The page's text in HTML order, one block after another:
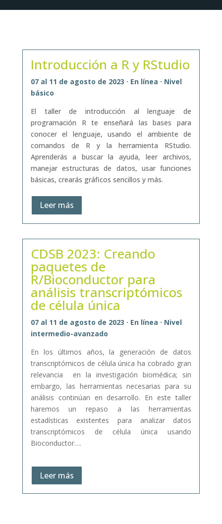
Introducción a R y RStudio
07 al 11 de agosto de 2023 · En línea · Nivel
básico
El taller de introducción al lenguaje de
programación R te enseñará las bases para
conocer el lenguaje, usando el ambiente de
comandos de R y la herramienta RStudio.
Aprenderás a buscar la ayuda, leer archivos,
manejar estructuras de datos, usar funciones
básicas, crearás gráficos sencillos y más.
Leer más
CDSB 2023: Creando
paquetes de
R/Bioconductor para
análisis transcriptómicos
de célula única
07 al 11 de agosto de 2023 · En línea · Nivel
intermedio-avanzado
En los últimos años, la generación de datos
transcriptómicos de célula única ha cobrado gran
relevancia en la investigación biomédica; sin
embargo, las herramientas necesarias para su
análisis continúan en desarrollo. En este taller
haremos un repaso a las herramientas
estadísticas existentes para analizar datos
transcriptómicos de célula única usando
Bioconductor….
Leer más